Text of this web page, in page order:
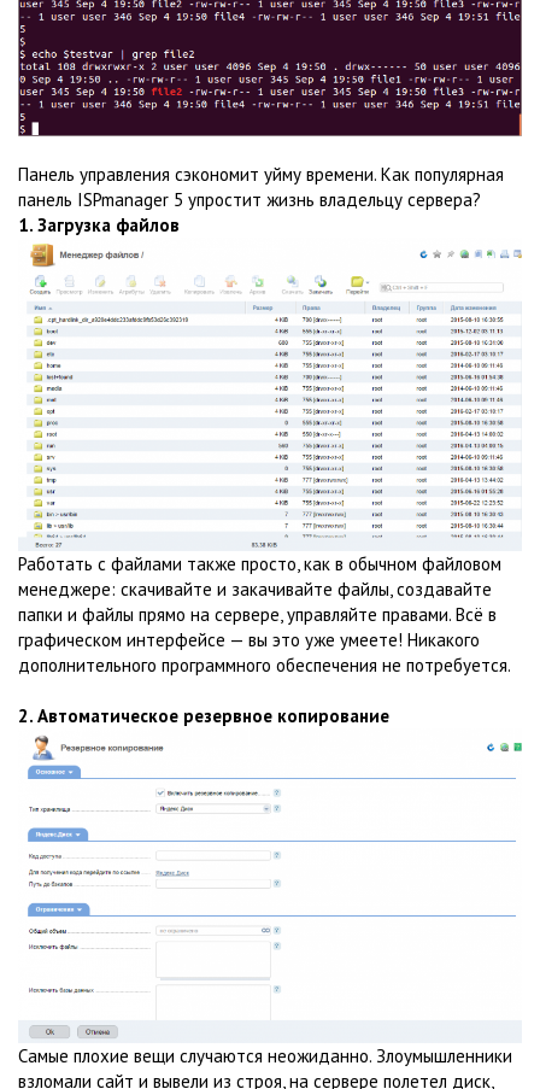
Панель управления сэкономит уйму времени. Как популярная
панель ISPmanager 5 упростит жизнь владельцу сервера?
1. Загрузка файлов
Работать с файлами также просто, как в обычном файловом
менеджере: скачивайте и закачивайте файлы, создавайте
папки и файлы прямо на сервере, управляйте правами. Всё в
графическом интерфейсе — вы это уже умеете! Никакого
дополнительного программного обеспечения не потребуется.
2. Автоматическое резервное копирование
Самые плохие вещи случаются неожиданно. Злоумышленники
взломали сайт и вывели из строя, на сервере полетел диск,